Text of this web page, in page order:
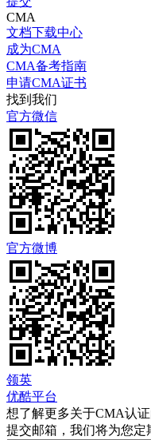
CMA
文档下载中心
成为CMA
CMA备考指南
申请CMA证书
找到我们
官方微信
官方微博
领英
优酷平台
想了解更多关于CMA认证
提交邮箱，我们将为您